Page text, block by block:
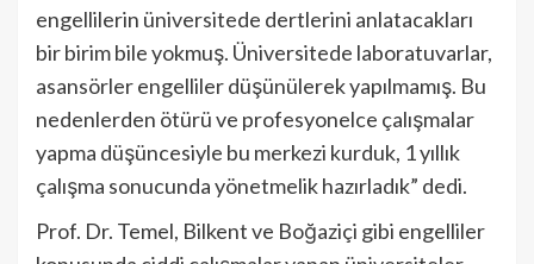
engellilerin üniversitede dertlerini anlatacakları
bir birim bile yokmuş. Üniversitede laboratuvarlar,
asansörler engelliler düşünülerek yapılmamış. Bu
nedenlerden ötürü ve profesyonelce çalışmalar
yapma düşüncesiyle bu merkezi kurduk, 1 yıllık
çalışma sonucunda yönetmelik hazırladık” dedi.
Prof. Dr. Temel, Bilkent ve Boğaziçi gibi engelliler